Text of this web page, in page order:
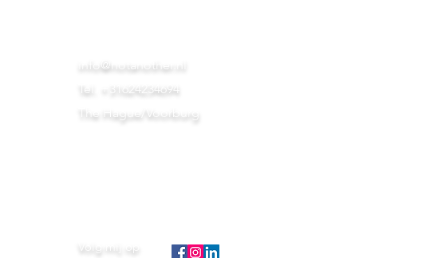
info@notanother.nl
Tel. +31624234694
The Hague/Voorburg
Volg mij op